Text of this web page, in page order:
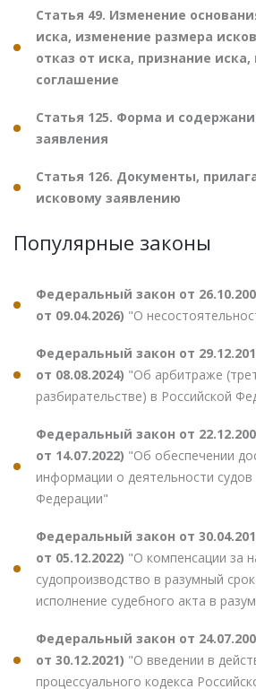
Статья 49. Изменение
иска, изменение размера
отказ от иска, признание
соглашение
Статья 125. Форма и
заявления
Статья 126. Документы,
исковому заявлению
Популярные законы
Федеральный закон от
от 09.04.2026) "О
Федеральный закон от
от 08.08.2024) "Об арбитраже
разбирательстве) в Российской
Федеральный закон от
от 14.07.2022) "Об обеспечении
информации о деятельности судов
Федерации"
Федеральный закон от
от 05.12.2022) "О компенсации за
судопроизводство в разумный
исполнение судебного акта в
Федеральный закон от
от 30.12.2021) "О введении в
процессуального кодекса